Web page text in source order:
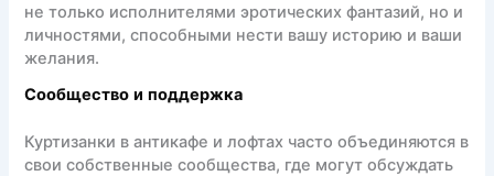
не только исполнителями эротических фантазий, но и
личностями, способными нести вашу историю и ваши
желания.
Сообщество и поддержка
Куртизанки в антикафе и лофтах часто объединяются в
свои собственные сообщества, где могут обсуждать